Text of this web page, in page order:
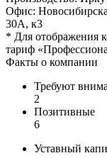
Офис:
30А, к3
* Для отображения
тариф
Факты о компании
Требуют
2
Позитивные
6
Уставный